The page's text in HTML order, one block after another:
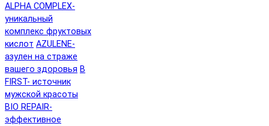
ALPHA COMPLEX-
уникальный
комплекс фруктовых
кислот AZULENE-
азулен на страже
вашего здоровья B
FIRST- источник
мужской красоты
BIO REPAIR-
эффективное